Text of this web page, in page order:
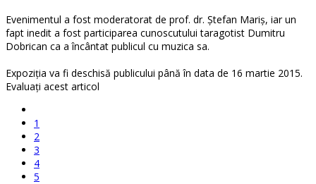
Evenimentul a fost moderatorat de prof. dr. Ștefan Mariș, iar un
fapt inedit a fost participarea cunoscutului taragotist Dumitru
Dobrican ca a încântat publicul cu muzica sa.
Expoziția va fi deschisă publicului până în data de 16 martie 2015.
Evaluaţi acest articol
1
2
3
4
5